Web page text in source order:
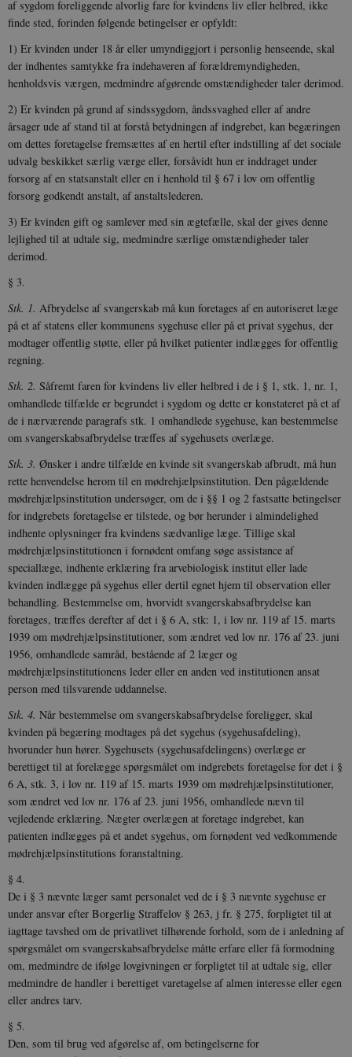
af sygdom foreliggende alvorlig fare for kvindens liv eller helbred, ikke
finde sted, forinden følgende betingelser er opfyldt:
1) Er kvinden under 18 år eller umyndiggjort i personlig henseende, skal
der indhentes samtykke fra indehaveren af forældremyndigheden,
henholdsvis værgen, medmindre afgørende omstændigheder taler derimod.
2) Er kvinden på grund af sindssygdom, åndssvaghed eller af andre
årsager ude af stand til at forstå betydningen af indgrebet, kan begæringen
om dettes foretagelse fremsættes af en hertil efter indstilling af det sociale
udvalg beskikket særlig værge eller, forsåvidt hun er inddraget under
forsorg af en statsanstalt eller en i henhold til § 67 i lov om offentlig
forsorg godkendt anstalt, af anstaltslederen.
3) Er kvinden gift og samlever med sin ægtefælle, skal der gives denne
lejlighed til at udtale sig, medmindre særlige omstændigheder taler
derimod.
§ 3.
Stk. 1. Afbrydelse af svangerskab må kun foretages af en autoriseret læge
på et af statens eller kommunens sygehuse eller på et privat sygehus, der
modtager offentlig støtte, eller på hvilket patienter indlægges for offentlig
regning.
Stk. 2. Såfremt faren for kvindens liv eller helbred i de i § 1, stk. 1, nr. 1,
omhandlede tilfælde er begrundet i sygdom og dette er konstateret på et af
de i nærværende paragrafs stk. 1 omhandlede sygehuse, kan bestemmelse
om svangerskabsafbrydelse træffes af sygehusets overlæge.
Stk. 3. Ønsker i andre tilfælde en kvinde sit svangerskab afbrudt, må hun
rette henvendelse herom til en mødrehjælpsinstitution. Den pågældende
mødrehjælpsinstitution undersøger, om de i §§ 1 og 2 fastsatte betingelser
for indgrebets foretagelse er tilstede, og bør herunder i almindelighed
indhente oplysninger fra kvindens sædvanlige læge. Tillige skal
mødrehjælpsinstitutionen i fornødent omfang søge assistance af
speciallæge, indhente erklæring fra arvebiologisk institut eller lade
kvinden indlægge på sygehus eller dertil egnet hjem til observation eller
behandling. Bestemmelse om, hvorvidt svangerskabsafbrydelse kan
foretages, træffes derefter af det i § 6 A, stk: 1, i lov nr. 119 af 15. marts
1939 om mødrehjælpsinstitutioner, som ændret ved lov nr. 176 af 23. juni
1956, omhandlede samråd, bestående af 2 læger og
mødrehjælpsinstitutionens leder eller en anden ved institutionen ansat
person med tilsvarende uddannelse.
Stk. 4. Når bestemmelse om svangerskabsafbrydelse foreligger, skal
kvinden på begæring modtages på det sygehus (sygehusafdeling),
hvorunder hun hører. Sygehusets (sygehusafdelingens) overlæge er
berettiget til at forelægge spørgsmålet om indgrebets foretagelse for det i §
6 A, stk. 3, i lov nr. 119 af 15. marts 1939 om mødrehjælpsinstitutioner,
som ændret ved lov nr. 176 af 23. juni 1956, omhandlede nævn til
vejledende erklæring. Nægter overlægen at foretage indgrebet, kan
patienten indlægges på et andet sygehus, om fornødent ved vedkommende
mødrehjælpsinstitutions foranstaltning.
§ 4.
De i § 3 nævnte læger samt personalet ved de i § 3 nævnte sygehuse er
under ansvar efter Borgerlig Straffelov § 263, j fr. § 275, forpligtet til at
iagttage tavshed om de privatlivet tilhørende forhold, som de i anledning af
spørgsmålet om svangerskabsafbrydelse måtte erfare eller få formodning
om, medmindre de ifølge lovgivningen er forpligtet til at udtale sig, eller
medmindre de handler i berettiget varetagelse af almen interesse eller egen
eller andres tarv.
§ 5.
Den, som til brug ved afgørelse af, om betingelserne for